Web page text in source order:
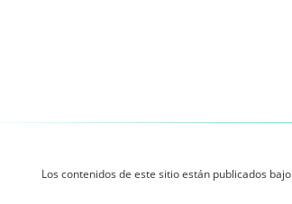
Los contenidos de este sitio están publicados